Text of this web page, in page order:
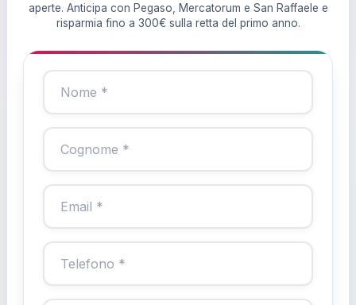
aperte. Anticipa con Pegaso, Mercatorum e San Raffaele e
risparmia fino a 300€ sulla retta del primo anno.